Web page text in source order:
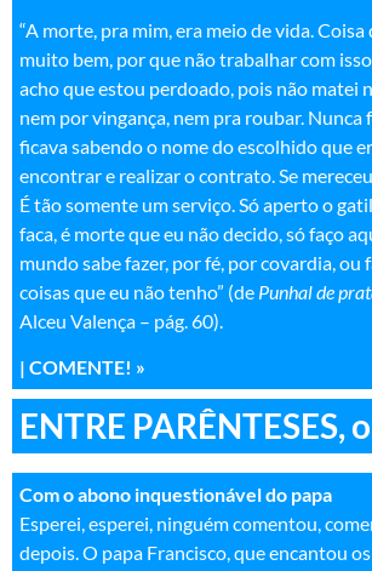
“A morte, pra mim, era meio de vida. Coisa
muito bem, por que não trabalhar com
acho que estou perdoado, pois não matei
nem por vingança, nem pra roubar. Nunca
ficava sabendo o nome do escolhido que
encontrar e realizar o contrato. Se
É tão somente um serviço. Só aperto o
faca, é morte que eu não decido, só faço
mundo sabe fazer, por fé, por covardia, ou
coisas que eu não tenho” (de Punhal de
Alceu Valença – pág. 60).
| COMENTE! »
ENTRE PARÊNTESES,
Com o abono inquestionável do papa
Esperei, esperei, ninguém comentou,
depois. O papa Francisco, que encantou